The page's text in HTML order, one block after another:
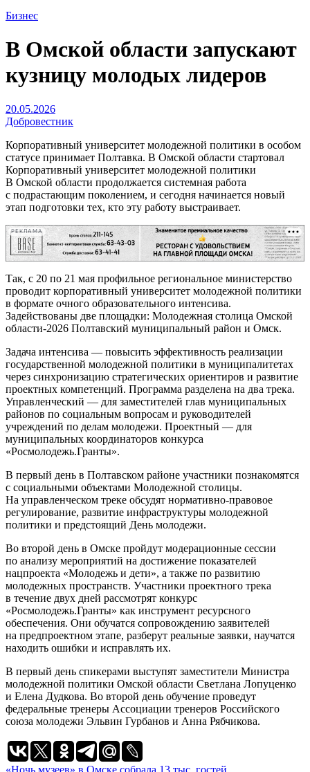
Бизнес
В Омской области запускают
кузницу молодых лидеров
20.05.2026
Добровестник
Корпоративный университет молодежной политики в особом
статусе принимает Полтавка. В Омской области стартовал
Корпоративный университет молодежной политики
В Омской области продолжается системная работа
с подрастающим поколением, и сегодня начинается новый
этап подготовки тех, кто эту работу выстраивает.
РЕКЛАМА
Так, с 20 по 21 мая профильное региональное министерство
проводит корпоративный университет молодежной политики
в формате очного образовательного интенсива.
Задействованы две площадки: Молодежная столица Омской
области-2026 Полтавский муниципальный район и Омск.
Задача интенсива — повысить эффективность реализации
государственной молодежной политики в муниципалитетах
через синхронизацию стратегических ориентиров и развитие
проектных компетенций. Программа разделена на два трека.
Управленческий — для заместителей глав муниципальных
районов по социальным вопросам и руководителей
учреждений по делам молодежи. Проектный — для
муниципальных координаторов конкурса
«Росмолодежь.Гранты».
В первый день в Полтавском районе участники познакомятся
с социальными объектами Молодежной столицы.
На управленческом треке обсудят нормативно-правовое
регулирование, развитие инфраструктуры молодежной
политики и предстоящий День молодежи.
Во второй день в Омске пройдут модерационные сессии
по анализу мероприятий на достижение показателей
нацпроекта «Молодежь и дети», а также по развитию
молодежных пространств. Участники проектного трека
в течение двух дней рассмотрят конкурс
«Росмолодежь.Гранты» как инструмент ресурсного
обеспечения. Они обучатся сопровождению заявителей
на предпроектном этапе, разберут реальные заявки, научатся
находить ошибки и исправлять их.
В первый день спикерами выступят заместители Министра
молодежной политики Омской области Светлана Лопуценко
и Елена Дудкова. Во второй день обучение проведут
федеральные тренеры Ассоциации тренеров Российского
союза молодежи Эльвин Гурбанов и Анна Рябчикова.